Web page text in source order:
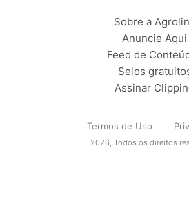
Sobre a
Anuncie Aqui
Feed de
Selos
Assinar
Termos de Uso
2026, Todos os direitos